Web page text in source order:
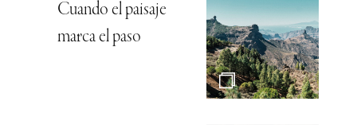
Cuando el paisaje
marca el paso